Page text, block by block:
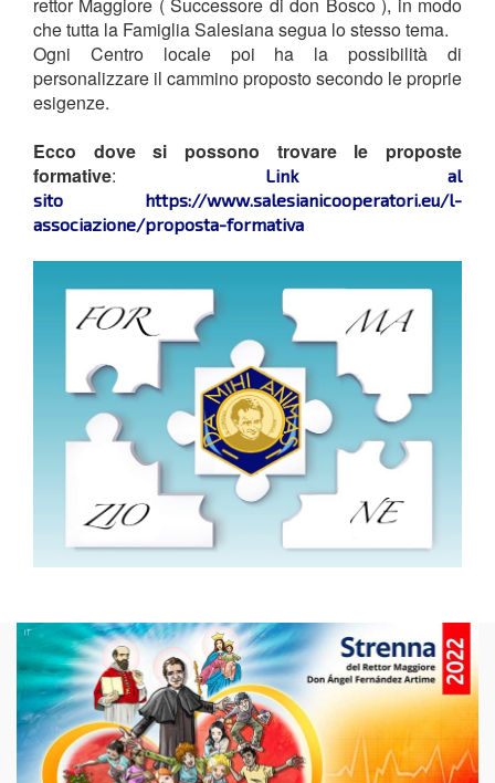
che tutta la Famiglia Salesiana segua lo stesso tema.
Ogni Centro locale poi ha la possibilità di
personalizzare il cammino proposto secondo le proprie
esigenze.
Ecco dove si possono trovare le proposte
formative:
Link al
sito https://www.salesianicooperatori.eu/l-
associazione/proposta-formativa